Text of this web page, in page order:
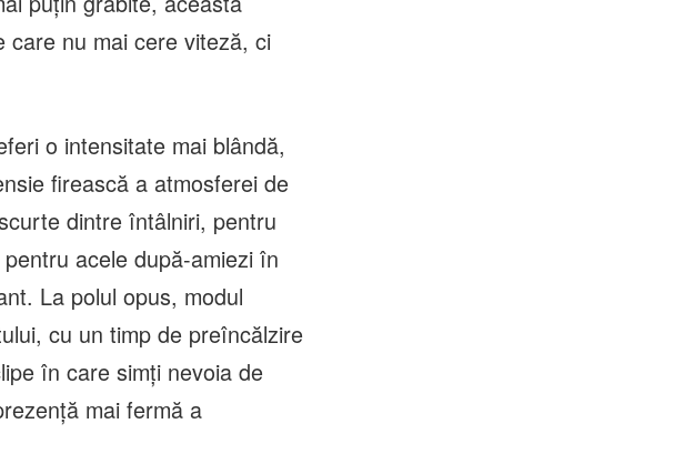
nu mai cere viteză, ci
o intensitate mai blândă,
firească a atmosferei de
dintre întâlniri, pentru
acele după-amiezi în
La polul opus, modul
cu un timp de preîncălzire
în care simți nevoia de
mai fermă a